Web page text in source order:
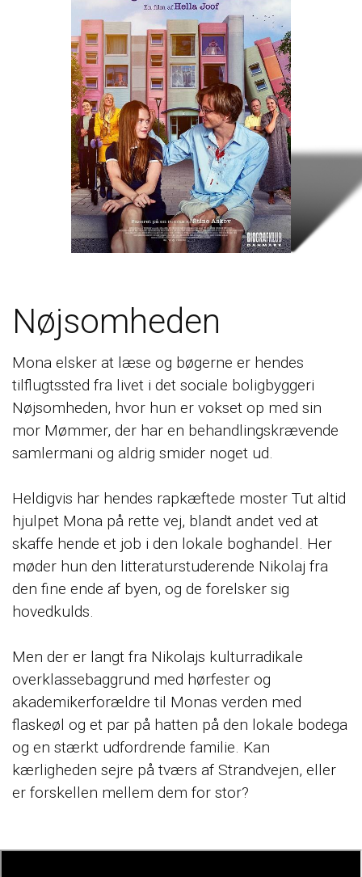
Nøjsomheden
Mona elsker at læse og bøgerne er hendes
tilflugtssted fra livet i det sociale boligbyggeri
Nøjsomheden, hvor hun er vokset op med sin
mor Mømmer, der har en behandlingskrævende
samlermani og aldrig smider noget ud.
Heldigvis har hendes rapkæftede moster Tut altid
hjulpet Mona på rette vej, blandt andet ved at
skaffe hende et job i den lokale boghandel. Her
møder hun den litteraturstuderende Nikolaj fra
den fine ende af byen, og de forelsker sig
hovedkulds.
Men der er langt fra Nikolajs kulturradikale
overklassebaggrund med hørfester og
akademikerforældre til Monas verden med
flaskeøl og et par på hatten på den lokale bodega
og en stærkt udfordrende familie. Kan
kærligheden sejre på tværs af Strandvejen, eller
er forskellen mellem dem for stor?